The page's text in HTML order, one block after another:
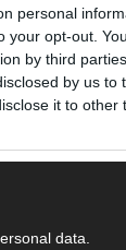
personal
your opt-out.
by third
by us to
it to other
data.